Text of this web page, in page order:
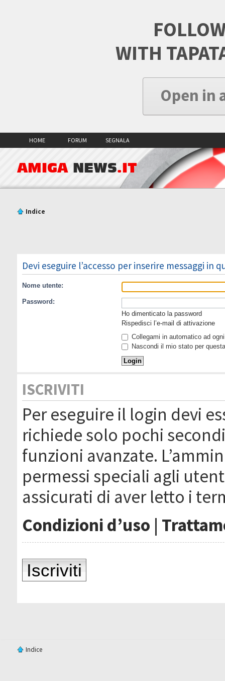
WITH
Open in
HOME FORUM SEGNALA
AMIGA NEWS.IT
Indice
Devi eseguire l’accesso per inserire messaggi in
Nome utente:
Password:
Ho dimenticato la password
Rispedisci l’e-mail di attivazione
Collegami in automatico ad
Nascondi il mio stato per
ISCRIVITI
Per eseguire il login devi
richiede solo pochi
funzioni avanzate.
permessi speciali agli
assicurati di aver letto i
Condizioni d’uso |
Iscriviti
Indice